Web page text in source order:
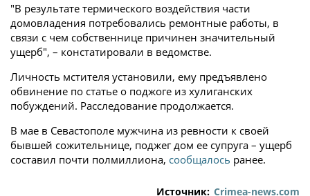
"В результате термического воздействия части
домовладения потребовались ремонтные работы, в
связи с чем собственнице причинен значительный
ущерб", – констатировали в ведомстве.
Личность мстителя установили, ему предъявлено
обвинение по статье о поджоге из хулиганских
побуждений. Расследование продолжается.
В мае в Севастополе мужчина из ревности к своей
бывшей сожительнице, поджег дом ее супруга – ущерб
составил почти полмиллиона, сообщалось ранее.
Источник: Crimea-news.com